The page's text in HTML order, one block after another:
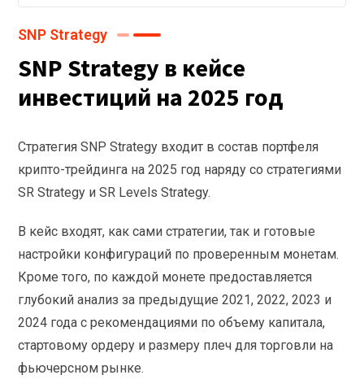
SNP Strategy
SNP Strategy в кейсе
инвестиций на 2025 год
Стратегия SNP Strategy входит в состав портфеля
крипто-трейдинга на 2025 год наряду со стратегиями
SR Strategy и SR Levels Strategy.
В кейс входят, как сами стратегии, так и готовые
настройки конфигураций по проверенным монетам.
Кроме того, по каждой монете предоставляется
глубокий анализ за предыдущие 2021, 2022, 2023 и
2024 года с рекомендациями по объему капитала,
стартовому ордеру и размеру плеч для торговли на
фьючерсном рынке.